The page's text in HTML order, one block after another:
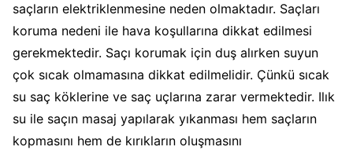
saçların elektriklenmesine neden olmaktadır. Saçları
koruma nedeni ile hava koşullarına dikkat edilmesi
gerekmektedir. Saçı korumak için duş alırken suyun
çok sıcak olmamasına dikkat edilmelidir. Çünkü sıcak
su saç köklerine ve saç uçlarına zarar vermektedir. Ilık
su ile saçın masaj yapılarak yıkanması hem saçların
kopmasını hem de kırıkların oluşmasını